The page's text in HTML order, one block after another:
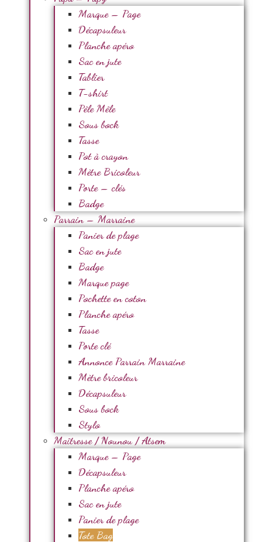
Marque – Page
Décapsuleur
Planche apéro
Sac en jute
Tablier
T-shirt
Pêle Mêle
Sous bock
Tasse
Pot à crayon
Mètre Bricoleur
Porte – clés
Badge
Parrain – Marraine
Panier de plage
Sac en jute
Badge
Marque page
Pochette en coton
Planche apéro
Tasse
Porte clé
Annonce Parrain Marraine
Mètre bricoleur
Décapsuleur
Sous bock
Stylo
Maîtresse / Nounou / Atsem
Marque – Page
Décapsuleur
Planche apéro
Sac en jute
Panier de plage
Tote Bag